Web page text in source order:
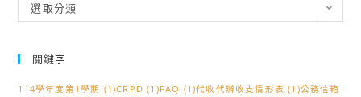
類
選取分類
關鍵字
114學年度第1學期 (1)CRPD (1)FAQ (1)代收代辦收支情形表 (1)公務信箱